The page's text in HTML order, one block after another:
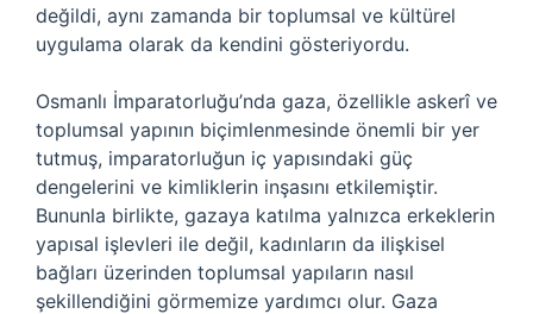
değildi, aynı zamanda bir toplumsal ve kültürel
uygulama olarak da kendini gösteriyordu.
Osmanlı İmparatorluğu’nda gaza, özellikle askerî ve
toplumsal yapının biçimlenmesinde önemli bir yer
tutmuş, imparatorluğun iç yapısındaki güç
dengelerini ve kimliklerin inşasını etkilemiştir.
Bununla birlikte, gazaya katılma yalnızca erkeklerin
yapısal işlevleri ile değil, kadınların da ilişkisel
bağları üzerinden toplumsal yapıların nasıl
şekillendiğini görmemize yardımcı olur. Gaza